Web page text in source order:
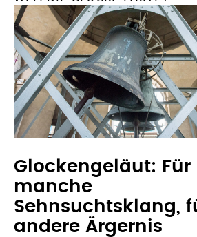
Glockengeläut: Für
manche
Sehnsuchtsklang,
andere Ärgernis